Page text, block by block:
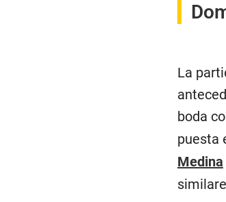
La
boda
puesta
Medina